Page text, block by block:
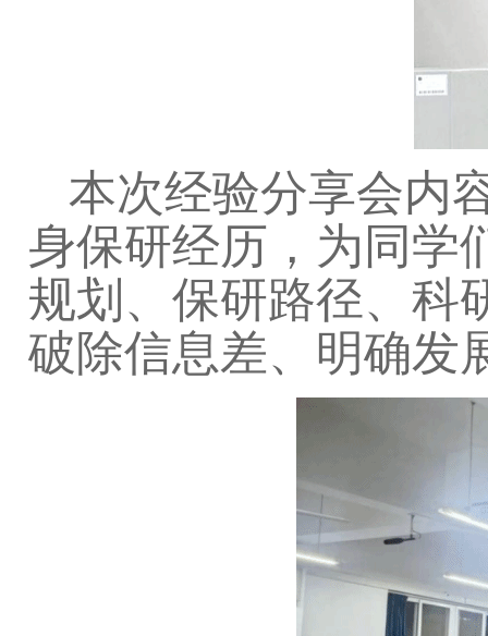
本次经验分享会内
身保研经历，为同学
规划、保研路径、科
破除信息差、明确发